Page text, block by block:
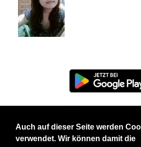
Auch auf dieser Seite werden
verwendet. Wir können damit die
Datenschutzerklärung AGB